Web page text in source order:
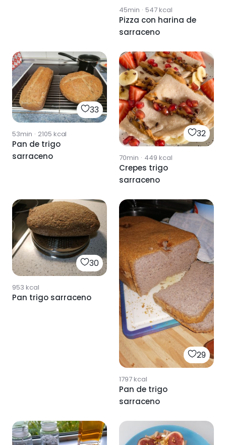
45min · 547kcal
Pizza con harina de
sarraceno
33
53min · 2105 kcal
Pan de trigo
sarraceno
32
70min · 449 kcal
Crepes trigo
sarraceno
30
953 kcal
Pan trigo sarraceno
29
1797kcal
Pan de trigo
sarraceno